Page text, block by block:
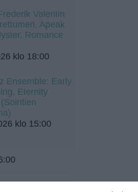
Valentin
Apeak
Romance
klo 18:00
Ensemble: Early
Eternity
klo 15:00